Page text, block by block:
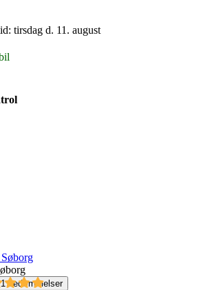
tirsdag d. 11. august
1 bedømmelser